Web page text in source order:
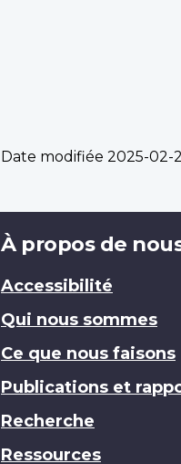
Date modifiée 2025-02-
Brand
À propos de
Accessibilité
Qui nous sommes
Ce que nous faisons
Publications et
Recherche
Ressources